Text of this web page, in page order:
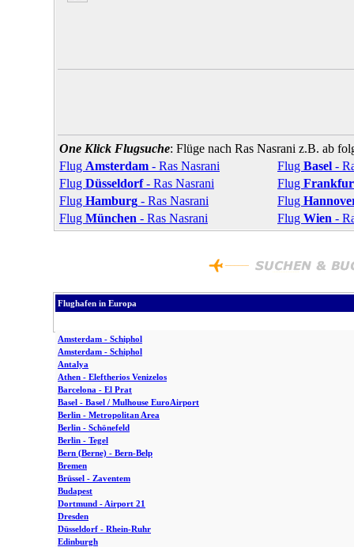
One Klick Flugsuche: Flüge nach Ras Nasrani z.B. ab
Flug Amsterdam - Ras Nasrani Flug Basel -
Flug Düsseldorf- Ras Nasrani Flug
Flug Hamburg - Ras Nasrani Flug
Flug München - Ras Nasrani Flug Wien -
Flughafen in Europa
Amsterdam - Schiphol
Amsterdam - Schiphol
Antalya
Athen - Eleftherios Venizelos
Barcelona - El Prat
Basel - Basel / Mulhouse EuroAirport
Berlin - Metropolitan Area
Berlin - Schönefeld
Berlin - Tegel
Bern (Berne) - Bern-Belp
Bremen
Brüssel - Zaventem
Budapest
Dortmund - Airport 21
Dresden
Düsseldorf - Rhein-Ruhr
Edinburgh